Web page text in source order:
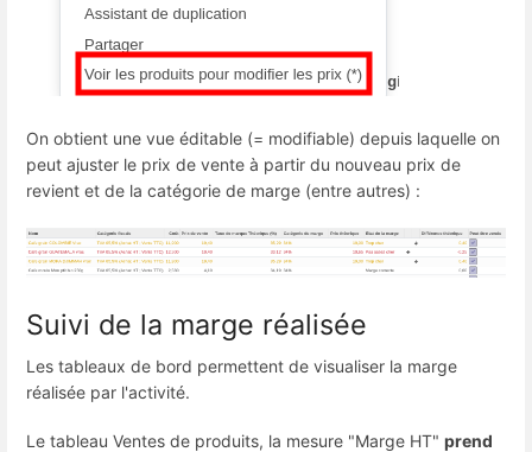
On obtient une vue éditable (= modifiable) depuis laquelle on
peut ajuster le prix de vente à partir du nouveau prix de
revient et de la catégorie de marge (entre autres) :
Suivi de la marge réalisée
Les tableaux de bord permettent de visualiser la marge
réalisée par l'activité.
Le tableau Ventes de produits, la mesure "Marge HT" prend